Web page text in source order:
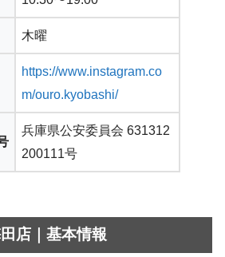
木曜
https://www.instagram.co
m/ouro.kyobashi/
兵庫県公安委員会 631312
200111号
店｜基本情報